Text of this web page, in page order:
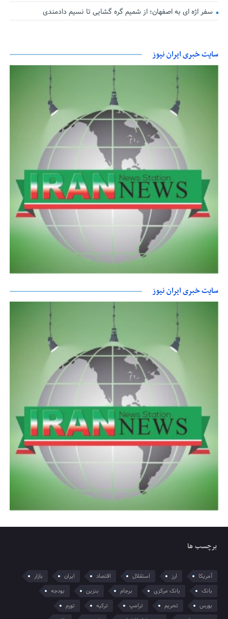
سفر اژه ای به اصفهان؛ از شمیم گره گشایی تا نسیم دادمندی
سایت خبری ایران نیوز
سایت خبری ایران نیوز
برچسب ها
آمریکا ارز استقلال اقتصاد ایران
بازار
بانک
بانک مرکزی برجام بنزین
بودجه
بورس
تحریم ترامپ ترکیه
تورم